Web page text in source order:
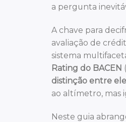
a pergunta
A chave para
avaliação de
sistema
Rating do BACEN
distinção entre
ao altímetro, mas
Neste guia